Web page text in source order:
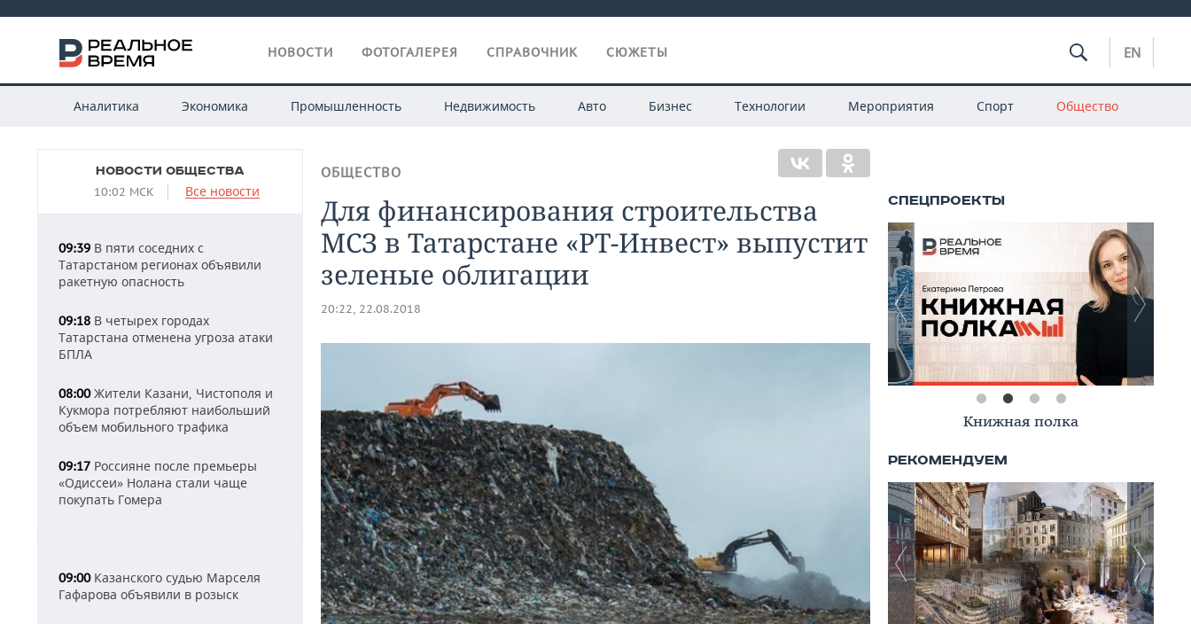
НОВОСТИ ФОТОГАЛЕРЕЯ СПРАВОЧНИК СЮЖЕТЫ EN
Аналитика Экономика Промышленность Недвижимость Авто Бизнес Технологии Мероприятия Спорт Общество
НОВОСТИ ОБЩЕСТВА
10:02 МСК Все новости
09:39 В пяти соседних с
Татарстаном регионах объявили
ракетную опасность
09:18 В четырех городах
Татарстана отменена угроза атаки
БПЛА
08:00Жители Казани, Чистополя и
Кукмора потребляют наибольший
объем мобильного трафика
09:17 Россияне после премьеры
«Одиссеи» Нолана стали чаще
покупать Гомера
09:00Казанского судью Марселя
Гафарова объявили в розыск
ОБЩЕСТВО
Для финансирования строительства
МСЗ в Татарстане «РТ-Инвест» выпустит
зеленые облигации
20:22, 22.08.2018
Книжная полка